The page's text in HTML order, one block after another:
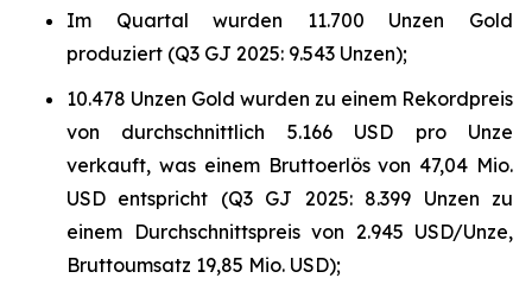
Im Quartal wurden 11.700 Unzen Gold
produziert (Q3 GJ 2025: 9.543 Unzen);
10.478 Unzen Gold wurden zu einem Rekordpreis
von durchschnittlich 5.166 USD pro Unze
verkauft, was einem Bruttoerlös von 47,04 Mio.
USD entspricht (Q3 GJ 2025: 8.399 Unzen zu
einem Durchschnittspreis von 2.945 USD/Unze,
Bruttoumsatz 19,85 Mio. USD);